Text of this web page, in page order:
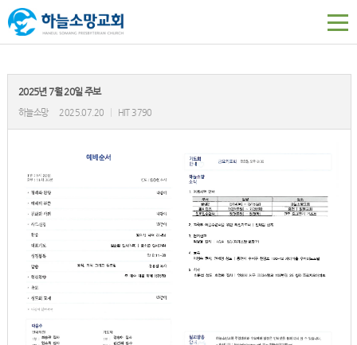
2025년 7월 20일 주보
하늘소망 2025.07.20 HIT 3790